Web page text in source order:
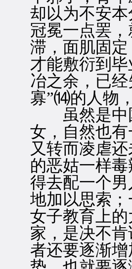
却以为不安
冠冕一点罢
滞，面肌固
才能敷衍到
冶之余，已
寡”⒁的人物
虽然是中国
女，自然也
又转而凌虐
的恶姑一样
得去配一个
地加以思索
女子教育上
家，是决不
者还要逐渐